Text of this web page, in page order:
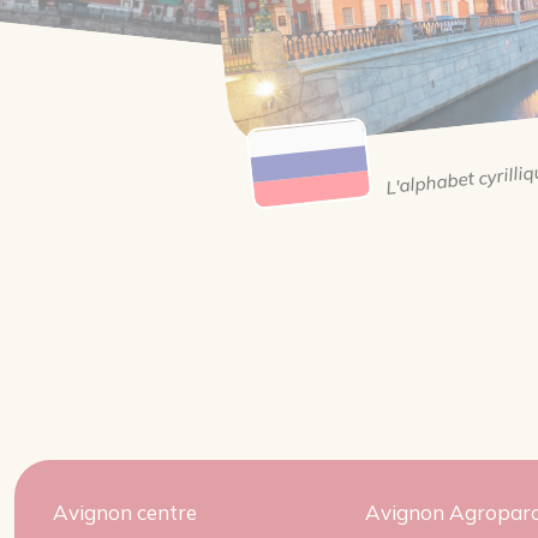
L'alphabet
Avignon centre Avignon